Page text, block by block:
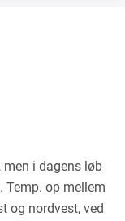
men i dagens løb
Temp. op mellem
og nordvest, ved